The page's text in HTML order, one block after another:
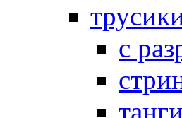
с
танги